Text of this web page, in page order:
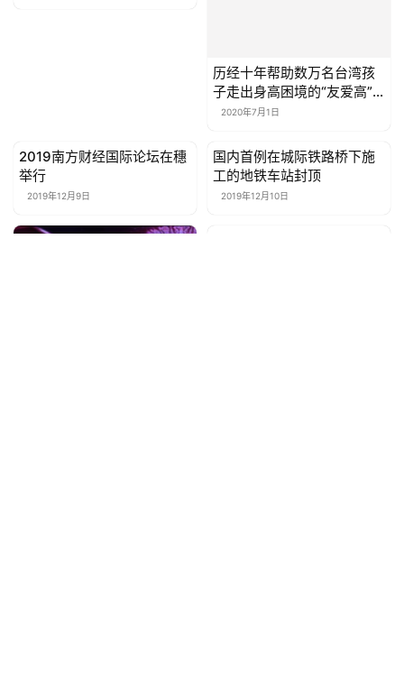
历经十年帮助数万名台湾孩
子走出身高困境的“友爱高”
登陆大陆！
2020年7月1日
母婴亲子
2019南方财经国际论坛在穗
举行
2019年12月9日
母婴亲子
国内首例在城际铁路桥下施
工的地铁车站封顶
2019年12月10日